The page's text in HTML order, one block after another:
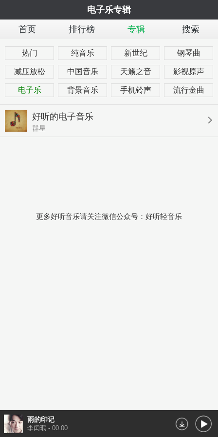
电子乐专辑
首页
排行榜 专辑 搜索
热门 纯音乐 新世纪 钢琴曲
减压放松 中国音乐 天籁之音 影视原声
电子乐 背景音乐 手机铃声 流行金曲
好听的电子音乐
群星
更多好听音乐请关注微信公众号：好听轻音乐
雨的印记
李闰珉 - 00:00